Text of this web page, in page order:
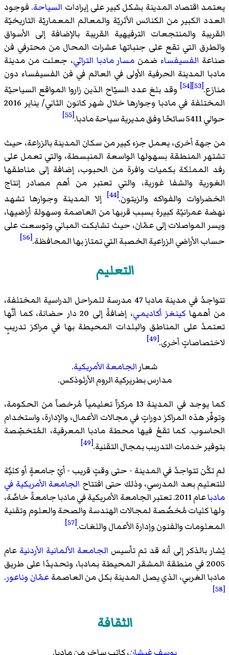
يعتمد اقتصاد المدينة بشكل كبير على إيرادات السياحة. فوجود
العدد الكبير من الكنائس الأثريّة والمعالم المعماريّة التاريخيّة
القريبة والمنتجعات الترفيهية القريبة بالإضافة إلى الأسواق
والطرق التي تقع على جنباتها عشرات المحال من محترفي فن
صناعة الفسيفساء ضمن مسار مادبا التراثي، جعلت من مدينة
مادبا المدينة الحرفية الأولى في العالم في فن الفسيفساء دون
منازع.[53]
[54]
وقد بلغ عدد السيّاح الذين زاروا المواقع السياحيّة
المختلفة في مادبا وجوارها خلال شهر كانون الثاني/ يناير 2016
حوالي 5411 سائحًا وفق مديرية سياحة مادبا.
[55]
من جهة أخرى، يعمل جزء كبير من سكان المدينة بالزراعة، حيث
تشتهر المنطقة بسهولها الواسعة المنبسطة، والتي تعمل على
رفد المملكة بكميات وافرة من الحبوب، إضافة إلى مناطقها
الغورية والشفا غورية، والتي تعتبر من أهم مصادر إنتاج
الخضراوات والفواكه والزيتون.[44]
إلا المدينة وجوارها تشهد
نهضة عمرانيّة كبيرة بسبب قربها من العاصمة وسهولة أراضيها،
ويسر المواصلات إلى عمّان، حيث تشابكت المباني وتوسعت على
حساب الأراضي الزراعية الخصبة التي تمتاز بها المحافظة.[56]
التعليم
تتواجدُ في مدينة مادبا 47 مدرسة للمراحل الدراسية المختلفة،
من أهمها كينغز أكاديمي
، إضافةً إلى 20 دار حضانة، كما أنَّها
تعتمدُ على المناطق والبلدات المحيطة بها في مراكز تدريبٍ
لاختصاصاتٍ أخرى.[49]
شعارالجامعة الأمريكية.
مدارس بطريركية الروم الأرثوذكس.
كما يوجد في المدينة 13 مركزاً تعليمياً مُرخصاً من الحكومة،
وتوفّر هذه المراكز دوراتٍ في مجالات الأعمال، والإدارة، واستخدام
الحاسوب. كما تقعُ فيها محطة مادبا المعرفية، المُتخصِّصة
بتوفير خدمات التدريب بمجال التقنية.[49]
لم تكُن تتواجدُ في المدينة - حتى وقتٍ قريب - أيّ جامعةٍ أو كليَّة
للتعليم بعد المدرسي، وذلك حتى افتتاح الجامعة الأمريكية في
مادبا
عام 2011. تعتبر الجامعة الأمريكية في مادبا جامعةً خاصَّة،
ولها كليات مُخصَّصة لمجالات الهندسة والصحة والعلوم وتقنية
المعلومات والفنون وإدارة الأعمال واللغات.[57]
يُشار بالذكر إلى أنه قد تم تأسيس الجامعة الألمانية الأردنية عام
2005 في منطقة المشقر المحيطة بمادبا، وتحديدًا على طريق
مادبا الغربي، الذي يصل المدينة بكل من العاصمةعمّان وناعور.
[58]
الثقافة
يوسف غيشان، كاتب ساخر من مادبا.